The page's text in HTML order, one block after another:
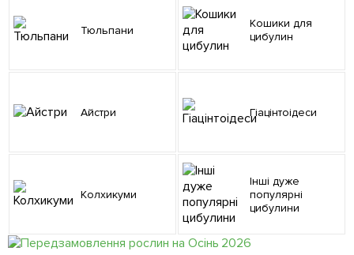
Тюльпани
Кошики для
цибулин
Айстри Гіацінтоідеси
Колхикуми
Інші дуже
популярні
цибулини